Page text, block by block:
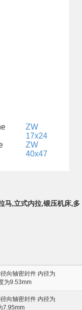
ZW
17x24
ZW
40x47
马,立式内拉,锻压机床,多
向轴密封件 内径为
为9.53mm
向轴密封件 内径为
7.95mm